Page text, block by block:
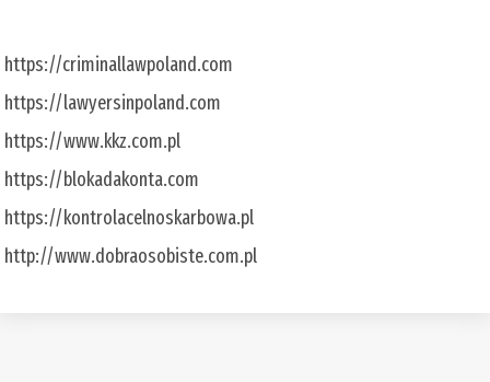
https://criminallawpoland.com
https://lawyersinpoland.com
https://www.kkz.com.pl
https://blokadakonta.com
https://kontrolacelnoskarbowa.pl
http://www.dobraosobiste.com.pl